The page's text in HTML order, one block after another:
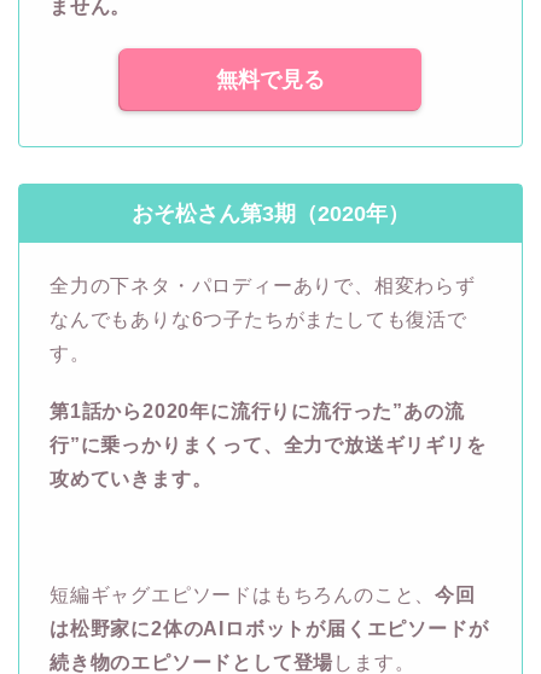
ません。
無料で見る
おそ松さん第3期（2020年）
全力の下ネタ・パロディーありで、相変わらず
なんでもありな6つ子たちがまたしても復活で
す。
第1話から2020年に流行りに流行った”あの流
行”に乗っかりまくって、全力で放送ギリギリを
攻めていきます。
短編ギャグエピソードはもちろんのこと、今回
は松野家に2体のAIロボットが届くエピソードが
続き物のエピソードとして登場 します。